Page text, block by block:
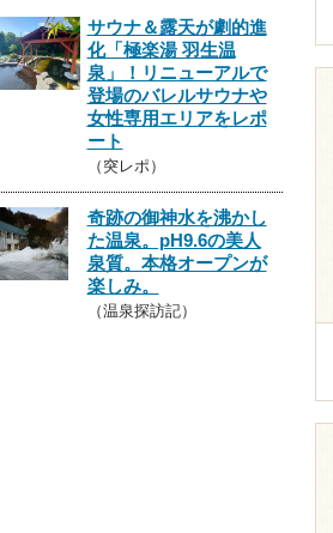
サウナ＆露天が劇的進
化「極楽湯 羽生温
泉」！リニューアルで
登場のバレルサウナや
女性専用エリアをレポ
ート
（突レポ）
奇跡の御神水を沸かし
た温泉。pH9.6の美人
泉質。本格オープンが
楽しみ。
（温泉探訪記）